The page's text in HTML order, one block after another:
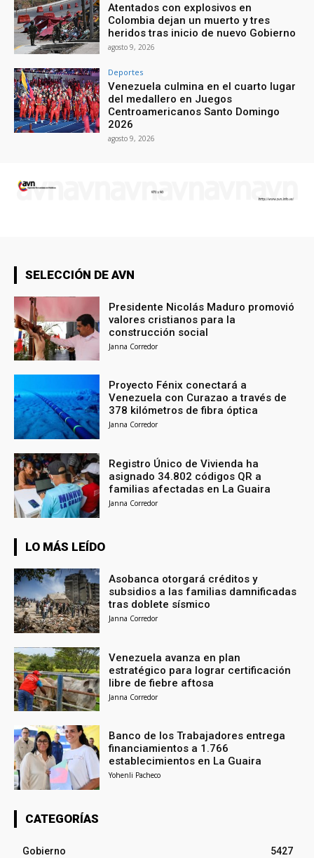
Atentados con explosivos en
Colombia dejan un muerto y tres
heridos tras inicio de nuevo Gobierno
agosto 9, 2026
Deportes
Venezuela culmina en el cuarto lugar
del medallero en Juegos
Centroamericanos Santo Domingo
2026
agosto 9, 2026
SELECCIÓN DE AVN
Presidente Nicolás Maduro promovió
valores cristianos para la
construcción social
Janna Corredor
Proyecto Fénix conectará a
Venezuela con Curazao a través de
378 kilómetros de fibra óptica
Janna Corredor
Registro Único de Vivienda ha
asignado 34.802 códigos QR a
familias afectadas en La Guaira
Janna Corredor
LO MÁS LEÍDO
Asobanca otorgará créditos y
subsidios a las familias damnificadas
tras doblete sísmico
Janna Corredor
Venezuela avanza en plan
estratégico para lograr certificación
libre de fiebre aftosa
Janna Corredor
Banco de los Trabajadores entrega
financiamientos a 1.766
establecimientos en La Guaira
Yohenli Pacheco
CATEGORÍAS
Gobierno
5427